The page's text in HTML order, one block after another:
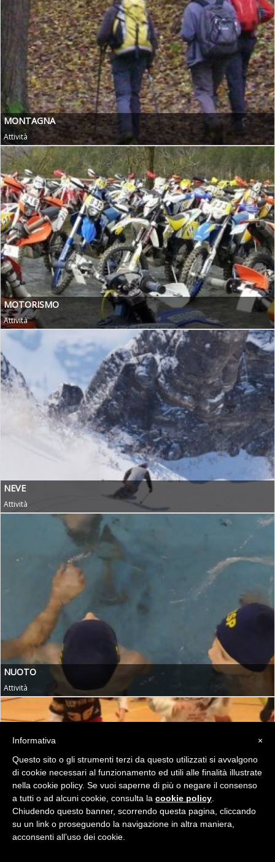
MONTAGNA
Attività
MOTORISMO
Attività
NEVE
Attività
NUOTO
Attività
×
Informativa
Questo sito o gli strumenti terzi da questo utilizzati si avvalgono
di cookie necessari al funzionamento ed utili alle finalità illustrate
nella cookie policy. Se vuoi saperne di più o negare il consenso
a tutti o ad alcuni cookie, consulta la cookie policy
Chiudendo questo banner, scorrendo questa pagina, cliccando
su un link o proseguendo la navigazione in altra maniera,
acconsenti all’uso dei cookie.